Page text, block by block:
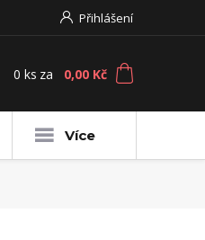
Přihlášení
0 ks za 0,00 Kč
Více